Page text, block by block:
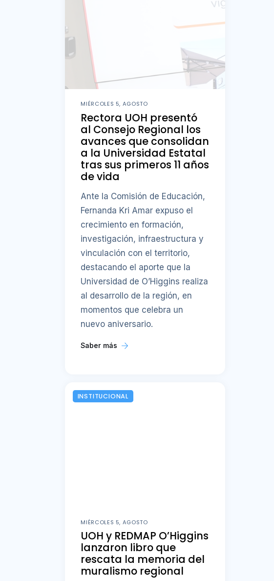
MIÉRCOLES 5, AGOSTO
Rectora UOH presentó
al Consejo Regional los
avances que consolidan
a la Universidad Estatal
tras sus primeros 11 años
de vida
Ante la Comisión de Educación,
Fernanda Kri Amar expuso el
crecimiento en formación,
investigación, infraestructura y
vinculación con el territorio,
destacando el aporte que la
Universidad de O’Higgins realiza
al desarrollo de la región, en
momentos que celebra un
nuevo aniversario.
Saber más
INSTITUCIONAL
MIÉRCOLES 5, AGOSTO
UOH y REDMAP O’Higgins
lanzaron libro que
rescata la memoria del
muralismo regional